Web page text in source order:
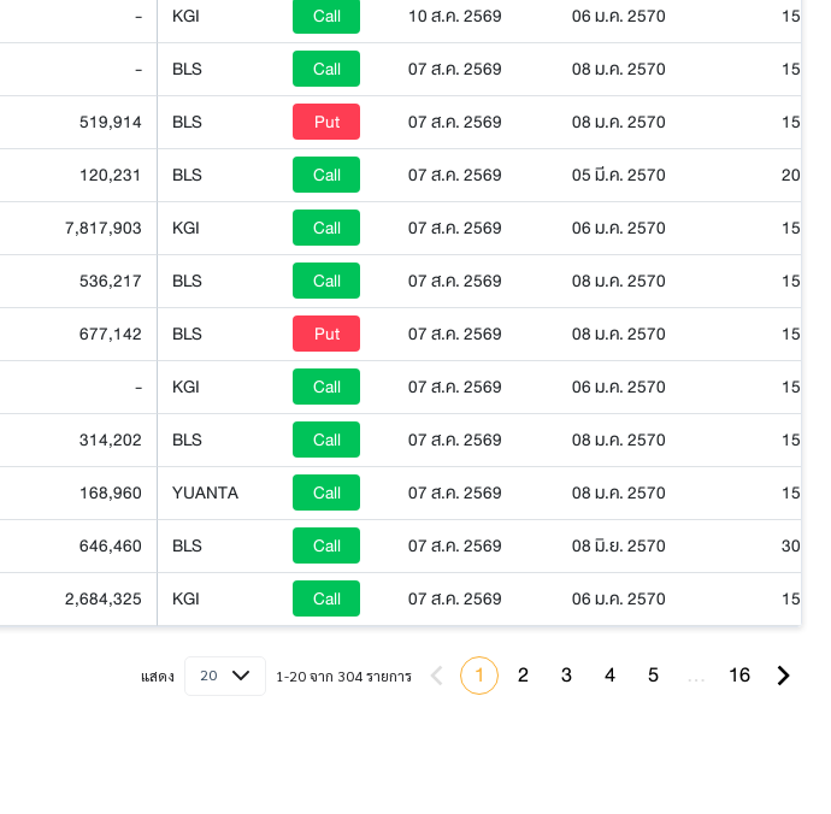
- KGI Call 10 ส.ค. 2569 06 ม.ค. 2570
150
- BLS Call 07 ส.ค. 2569 08 ม.ค. 2570
152
519,914 BLS Put 07 ส.ค. 2569 08 ม.ค. 2570
152
120,231 BLS Call 07 ส.ค. 2569 05 มี.ค. 2570
208
7,817,903 KGI Call 07 ส.ค. 2569 06 ม.ค. 2570
150
536,217 BLS Call 07 ส.ค. 2569 08 ม.ค. 2570
152
677,142 BLS Put 07 ส.ค. 2569 08 ม.ค. 2570
152
- KGI Call 07 ส.ค. 2569 06 ม.ค. 2570
150
314,202 BLS Call 07 ส.ค. 2569 08 ม.ค. 2570
152
168,960 YUANTA Call 07 ส.ค. 2569 08 ม.ค. 2570
152
646,460 BLS Call 07 ส.ค. 2569 08 มิ.ย. 2570
303
2,684,325 KGI Call 07 ส.ค. 2569 06 ม.ค. 2570 150
แสดง 20 1-20 จาก 304 รายการ 1 2 3 4 5 … 16